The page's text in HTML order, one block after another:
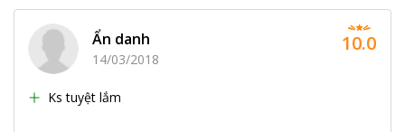
Ẩn danh
14/03/2018
Ks tuyệt lắm
10.0